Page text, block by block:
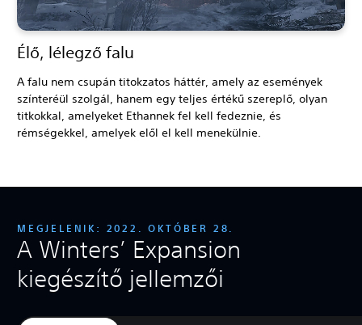
Élő, lélegző falu
A falu nem csupán titokzatos háttér, amely az események
színteréül szolgál, hanem egy teljes értékű szereplő, olyan
titkokkal, amelyeket Ethannek fel kell fedeznie, és
rémségekkel, amelyek elől el kell menekülnie.
MEGJELENIK: 2022. OKTÓBER 28.
A Winters’ Expansion
kiegészítő jellemzői